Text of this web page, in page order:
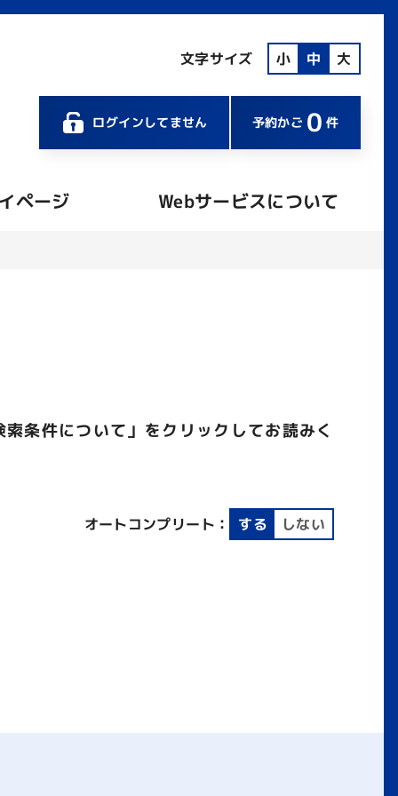
文字サイズ 小 中 大
ログインしてません 予約かご 0 件
ページ Webサービスについて
条件について」をクリックしてお読みく
オートコンプリート： する しない